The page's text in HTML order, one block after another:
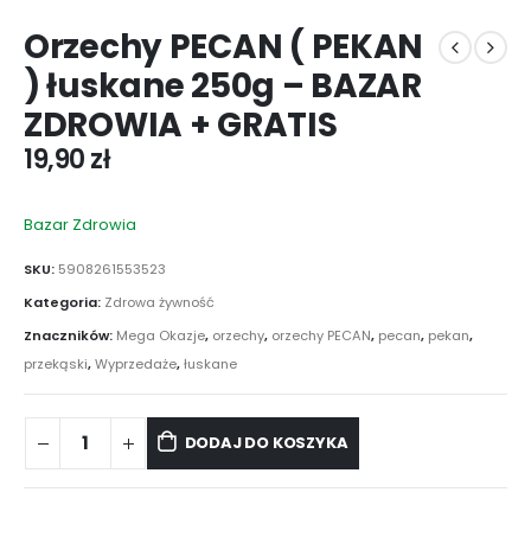
Orzechy PECAN ( PEKAN
) łuskane 250g – BAZAR
ZDROWIA + GRATIS
19,90zł
Bazar Zdrowia
SKU: 5908261553523
Kategoria: Zdrowa żywność
Znaczników: Mega Okazje, orzechy, orzechy PECAN, pecan, pekan,
przekąski,Wyprzedaże,łuskane
DODAJ DO KOSZYKA